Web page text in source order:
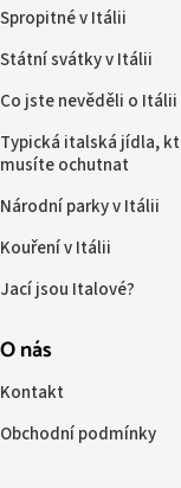
Spropitné v Itálii
Státní svátky v Itálii
Co jste nevěděli o Itálii
Typická italská jídla,
musíte ochutnat
Národní parky v Itálii
Kouření v Itálii
Jací jsou Italové?
O nás
Kontakt
Obchodní podmínky